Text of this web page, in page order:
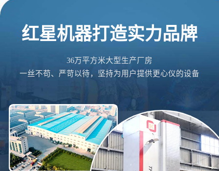
红星机器打造实力品牌
36万平方米大型生产厂房
一丝不苟、严苛以待，坚持为用户提供更心仪的设备